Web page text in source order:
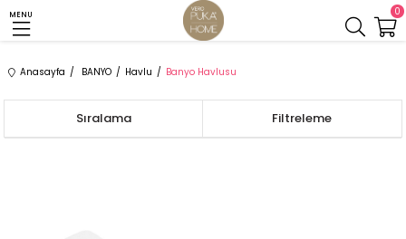
MENU 0
Anasayfa BANYO Havlu Banyo Havlusu
Filtreleme
Sıralama